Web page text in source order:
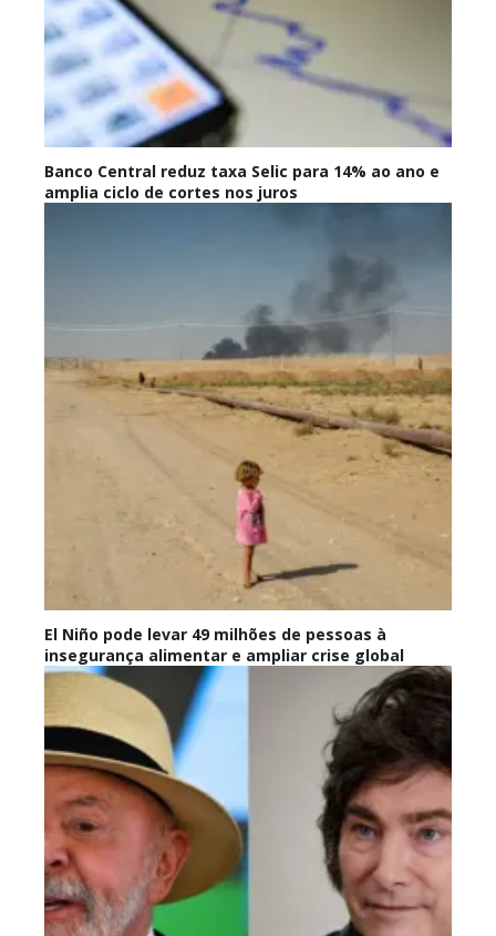
Banco Central reduz taxa Selic para 14% ao ano e
amplia ciclo de cortes nos juros
El Niño pode levar 49 milhões de pessoas à
insegurança alimentar e ampliar crise global